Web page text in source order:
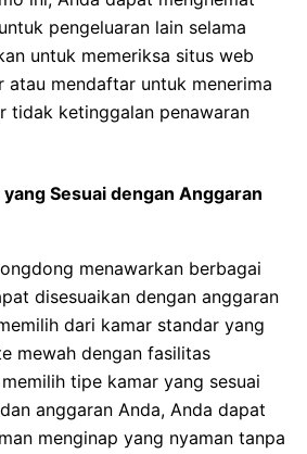
pengeluaran lain selama
untuk memeriksa situs web
atau mendaftar untuk menerima
tidak ketinggalan penawaran
Sesuai dengan Anggaran
menawarkan berbagai
disesuaikan dengan anggaran
dari kamar standar yang
mewah dengan fasilitas
tipe kamar yang sesuai
anggaran Anda, Anda dapat
menginap yang nyaman tanpa